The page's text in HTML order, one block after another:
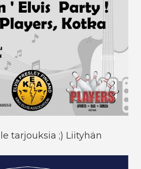
tarjouksia ;) Liityhän